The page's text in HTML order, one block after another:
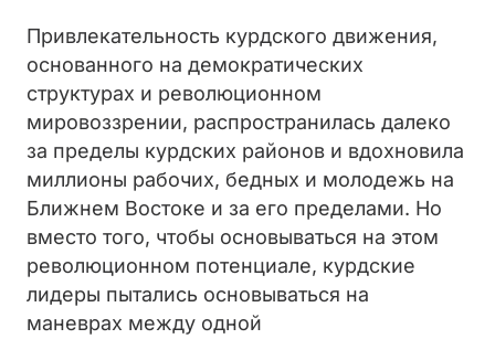
Привлекательность курдского движения,
основанного на демократических
структурах и революционном
мировоззрении, распространилась далеко
за пределы курдских районов и вдохновила
миллионы рабочих, бедных и молодежь на
Ближнем Востоке и за его пределами. Но
вместо того, чтобы основываться на этом
революционном потенциале, курдские
лидеры пытались основываться на
маневрах между одной